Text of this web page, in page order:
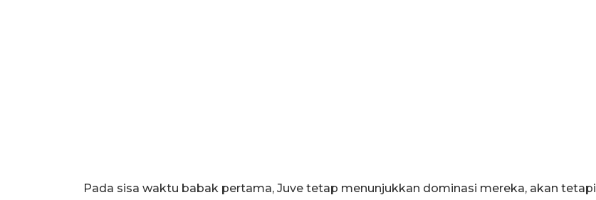
Pada sisa waktu babak pertama, Juve tetap menunjukkan dominasi mereka, akan tetapi